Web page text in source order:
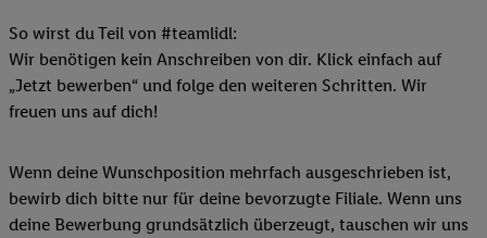
So wirst du Teil von #teamlidl:
Wir benötigen kein Anschreiben von dir. Klick einfach auf
„Jetzt bewerben“ und folge den weiteren Schritten. Wir
freuen uns auf dich!
Wenn deine Wunschposition mehrfach ausgeschrieben ist,
bewirb dich bitte nur für deine bevorzugte Filiale. Wenn uns
deine Bewerbung grundsätzlich überzeugt, tauschen wir uns